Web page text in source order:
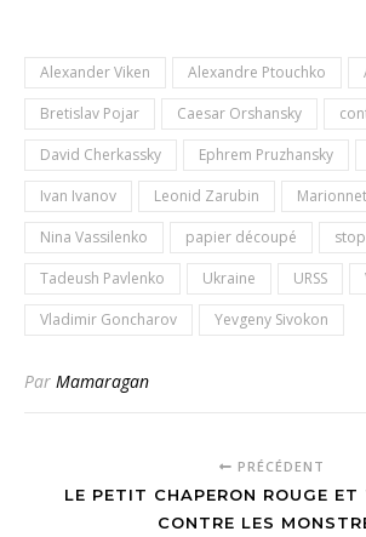
Alexander Viken Alexandre Ptouchko
Bretislav Pojar
Caesar Orshansky
David Cherkassky
Ephrem Pruzhansky
Ivan Ivanov
Leonid Zarubin
Nina Vassilenko
papier découpé
Tadeush Pavlenko
Ukraine URSS
Vladimir Goncharov
Yevgeny Sivokon
Par Mamaragan
PRÉCÉDENT
LE PETIT CHAPERON ROUGE ET
CONTRE LES